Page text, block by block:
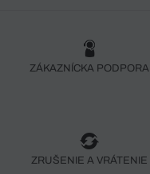
ZÁKAZNÍCKA PODPORA
ZRUŠENIE A VRÁTENIE